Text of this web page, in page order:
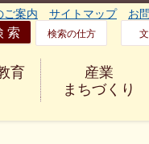
ご案内 サイトマップ お
検索の仕方
育
産業
まちづくり